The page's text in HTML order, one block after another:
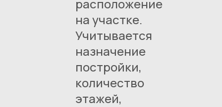
расположение
на участке.
Учитывается
назначение
постройки,
количество
этажей,